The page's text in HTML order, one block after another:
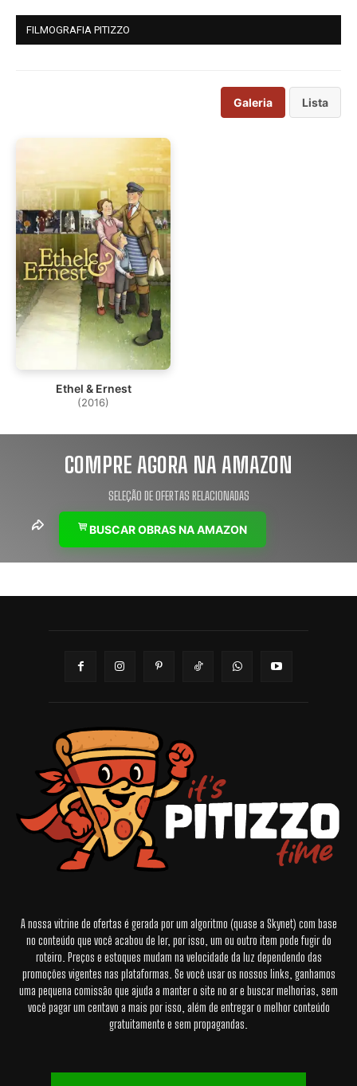
FILMOGRAFIA PITIZZO
Galeria Lista
Ethel & Ernest
(2016)
COMPRE AGORA NA AMAZON
SELEÇÃO DE OFERTAS RELACIONADAS
BUSCAR OBRAS NA AMAZON
A nossa vitrine de ofertas é gerada por um algoritmo (quase a Skynet) com base
no conteúdo que você acabou de ler, por isso, um ou outro item pode fugir do
roteiro. Preços e estoques mudam na velocidade da luz dependendo das
promoções vigentes nas plataformas. Se você usar os nossos links, ganhamos
uma pequena comissão que ajuda a manter o site no ar e buscar melhorias, sem
você pagar um centavo a mais por isso, além de entregar o melhor conteúdo
gratuitamente e sem propagandas.